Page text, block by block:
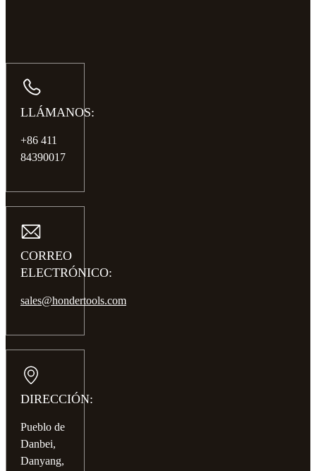
LLÁMANOS:
+86 411
84390017
CORREO
ELECTRÓNICO:
sales@hondertools.com
DIRECCIÓN:
Pueblo de
Danbei,
Danyang,